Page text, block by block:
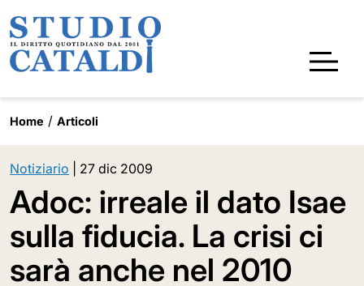
Home Articoli
Notiziario 27 dic 2009
Adoc: irreale il dato Isae
sulla fiducia. La crisi ci
sarà anche nel 2010